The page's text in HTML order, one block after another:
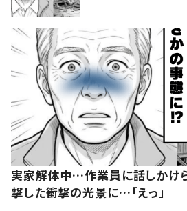
実家解体中…作業員に話しかけ
撃した衝撃の光景に…「えっ」